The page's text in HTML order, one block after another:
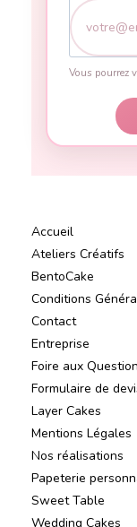
Vous pourrez
Accueil
Ateliers Créatifs
BentoCake
Conditions
Contact
Entreprise
Foire aux
Formulaire de
Layer Cakes
Mentions Légales
Nos réalisations
Papeterie
Sweet Table
Wedding Cakes